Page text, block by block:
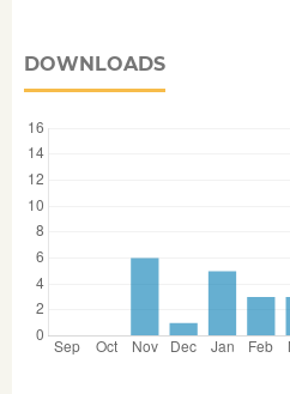
DOWNLOADS